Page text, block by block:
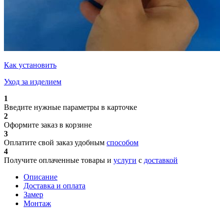
Как установить
Уход за изделием
1
Введите нужные параметры в карточке
2
Оформите заказ в корзине
3
Оплатите свой заказ удобным способом
4
Получите оплаченные товары и услуги с доставкой
Описание
Доставка и оплата
Замер
Монтаж